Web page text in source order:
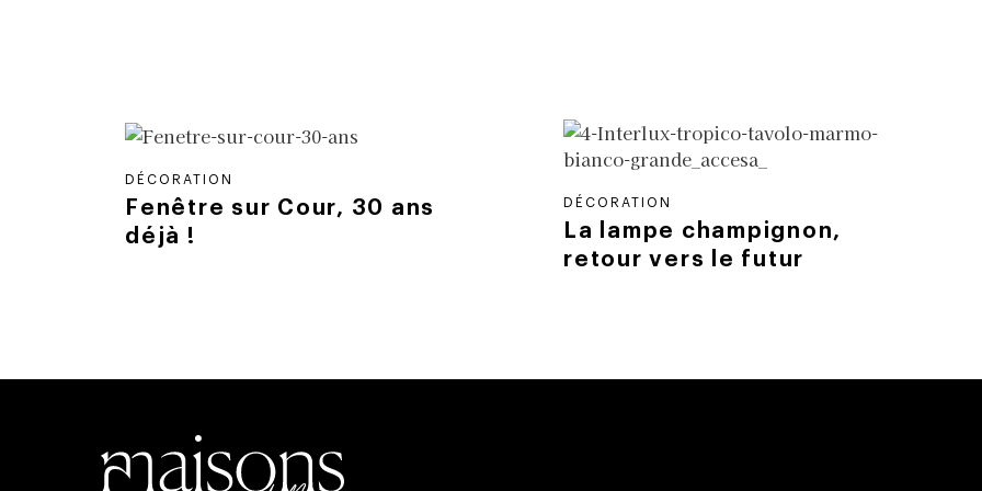
DÉCORATION
Fenêtre sur Cour, 30 ans
déjà !
DÉCORATION
La lampe champignon,
retour vers le futur